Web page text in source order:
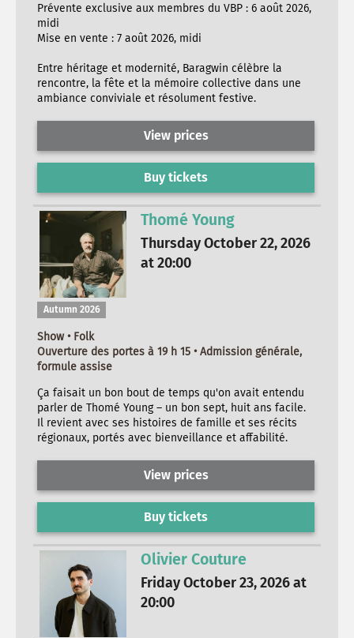
Prévente exclusive aux membres du VBP : 6 août 2026,
midi
Mise en vente : 7 août 2026, midi
Entre héritage et modernité, Baragwin célèbre la
rencontre, la fête et la mémoire collective dans une
ambiance conviviale et résolument festive.
View prices
Buy tickets
Thomé Young
Thursday October 22, 2026
at 20:00
Autumn 2026
Show • Folk
Ouverture des portes à 19 h 15 • Admission générale,
formule assise
Ça faisait un bon bout de temps qu'on avait entendu
parler de Thomé Young – un bon sept, huit ans facile.
Il revient avec ses histoires de famille et ses récits
régionaux, portés avec bienveillance et affabilité.
View prices
Buy tickets
Olivier Couture
Friday October 23, 2026 at
20:00